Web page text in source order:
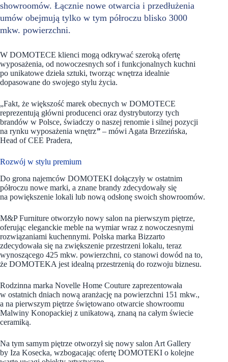
showroomów. Łącznie nowe otwarcia i przedłużenia
umów obejmują tylko w tym półroczu blisko 3000
mkw. powierzchni.
W DOMOTECE klienci mogą odkrywać szeroką ofertę
wyposażenia, od nowoczesnych sof i funkcjonalnych kuchni
po unikatowe dzieła sztuki, tworząc wnętrza idealnie
dopasowane do swojego stylu życia.
„Fakt, że większość marek obecnych w DOMOTECE
reprezentują główni producenci oraz dystrybutorzy tych
brandów w Polsce, świadczy o naszej renomie i silnej pozycji
na rynku wyposażenia wnętrz” – mówi Agata Brzezińska,
Head of CEE Pradera,
Rozwój w stylu premium
Do grona najemców DOMOTEKI dołączyły w ostatnim
półroczu nowe marki, a znane brandy zdecydowały się
na powiększenie lokali lub nową odsłonę swoich showroomów.
M&P Furniture otworzyło nowy salon na pierwszym piętrze,
oferując eleganckie meble na wymiar wraz z nowoczesnymi
rozwiązaniami kuchennymi. Polska marka Bizzarto
zdecydowała się na zwiększenie przestrzeni lokalu, teraz
wynoszącego 425 mkw. powierzchni, co stanowi dowód na to,
że DOMOTEKA jest idealną przestrzenią do rozwoju biznesu.
Rodzinna marka Novelle Home Couture zaprezentowała
w ostatnich dniach nową aranżację na powierzchni 151 mkw.,
a na pierwszym piętrze świętowano otwarcie showroomu
Malwiny Konopackiej z unikatową, znaną na całym świecie
ceramiką.
Na tym samym piętrze otworzył się nowy salon Art Gallery
by Iza Kosecka, wzbogacając ofertę DOMOTEKI o kolejne